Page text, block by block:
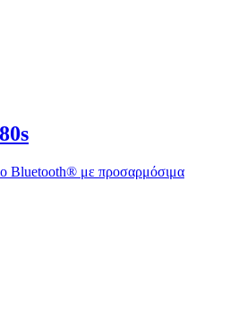
Bluetooth® με προσαρμόσιμα